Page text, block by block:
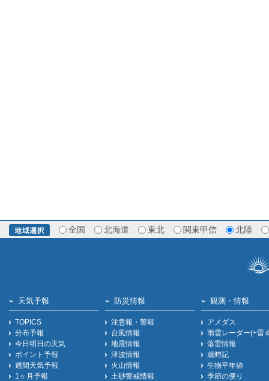
全国 北海道 東北 関東甲信 北陸
天気予報
TOPICS
分布予報
今日明日の天気
ポイント予報
週間天気予報
1ヶ月予報
防災情報
注意報・警報
台風情報
地震情報
津波情報
火山情報
土砂警戒情報
観測・情報
アメダス
雨雲レーダー(+雷
落雷情報
歳時記
生物平年値
季節の便り